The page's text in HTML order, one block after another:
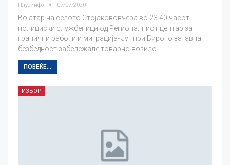
Плусинфо 07/07/2020
Во атар на селото Стојакововчера во 23.40 часот
полициски службеници од Регионалниот центар за
гранични работи и миграција- Југ при Бирото за јавна
безбедност забележале товарно возило…
ПОВЕЌЕ...
ИЗБОР